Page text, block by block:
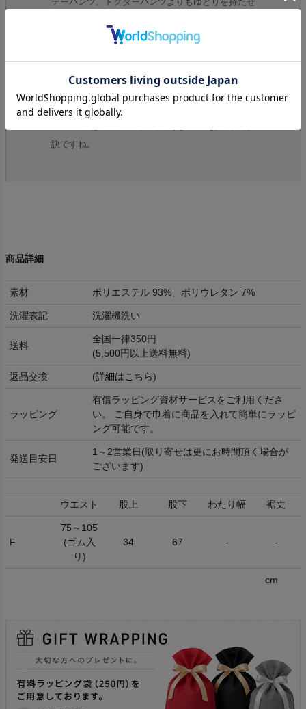
ターパンツと同等のヒット商品となりました。
ルでシェアして着ることもできます。VOIRY
訣ですね。
商品詳細
素材 ポリエステル 93%、ポリウレタン 7%
洗濯表記 洗濯機洗い
送料
全国一律350円
(5,500円以上送料無料)
返品交換 (詳細はこちら)
ラッピング
有償ラッピング資材サービスをご利用くださ
い。 ご自身で巾着に商品を入れて簡単にラッピ
ング可能です。
発送目安日
1～2営業日(取り寄せは更にお時間頂く場合が
ございます)
ウエスト 股上 股下 わたり幅 裾丈
F
75～105
(ゴム入
り)
34 67 - -
cm